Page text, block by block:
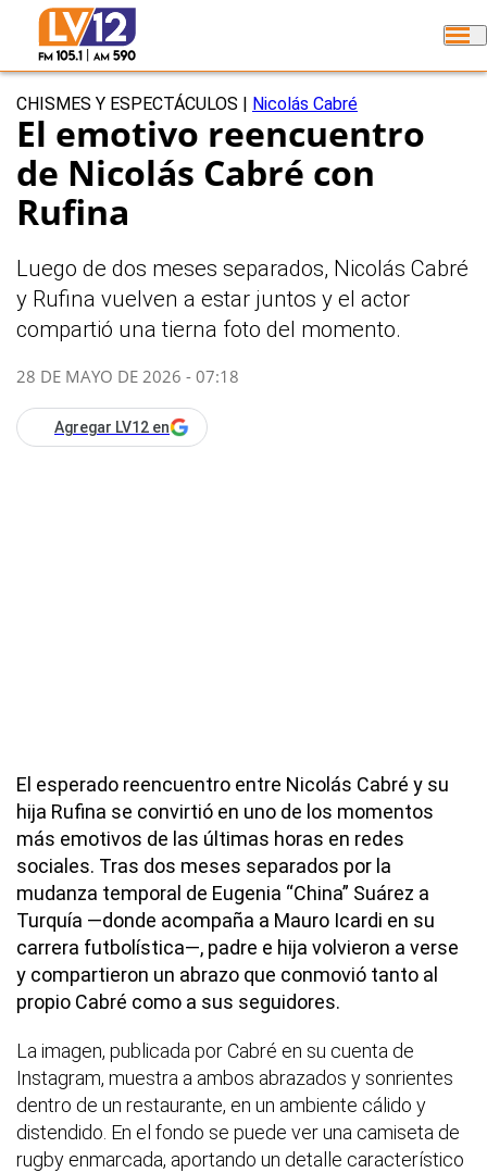
CHISMES Y ESPECTÁCULOS Nicolás Cabré
El emotivo reencuentro
de Nicolás Cabré con
Rufina
Luego de dos meses separados, Nicolás Cabré
y Rufina vuelven a estar juntos y el actor
compartió una tierna foto del momento.
28 DE MAYO DE 2026 - 07:18
Agregar LV12 en
El esperado reencuentro entre Nicolás Cabré y su
hija Rufina se convirtió en uno de los momentos
más emotivos de las últimas horas en redes
sociales. Tras dos meses separados por la
mudanza temporal de Eugenia “China” Suárez a
Turquía —donde acompaña a Mauro Icardi en su
carrera futbolística—, padre e hija volvieron a verse
y compartieron un abrazo que conmovió tanto al
propio Cabré como a sus seguidores.
La imagen, publicada por Cabré en su cuenta de
Instagram, muestra a ambos abrazados y sonrientes
dentro de un restaurante, en un ambiente cálido y
distendido. En el fondo se puede ver una camiseta de
rugby enmarcada, aportando un detalle característico